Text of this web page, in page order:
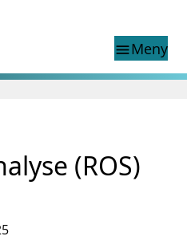
menuMeny
English home page
(ROS)